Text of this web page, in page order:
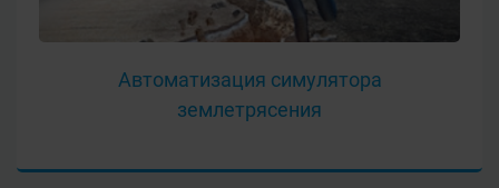
Автоматизация симулятора
землетрясения